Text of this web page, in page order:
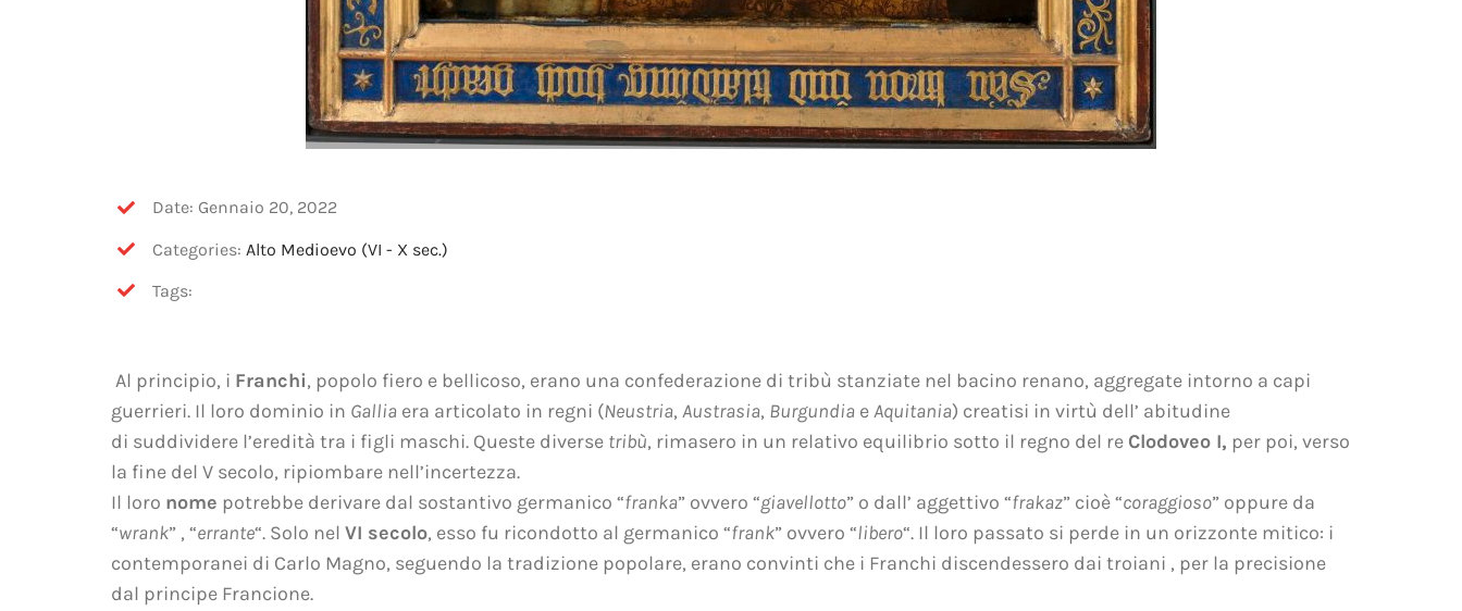
Date: Gennaio 20, 2022
Categories: Alto Medioevo (VI - X sec.)
Tags:
Al principio, i Franchi, popolo fiero e bellicoso, erano una confederazione di tribù stanziate nel bacino renano, aggregate intorno a capi
guerrieri. Il loro dominio in Galliaera articolato in regni (Neustria, Austrasia, BurgundiaeAquitania) creatisi in virtù dell’ abitudine
di suddividere l’eredità tra i figli maschi. Queste diverse tribù, rimasero in un relativo equilibrio sotto il regno del re Clodoveo I, per poi, verso
la fine del V secolo, ripiombare nell’incertezza.
Il loro nome potrebbe derivare dal sostantivo germanico “franka” ovvero “giavellotto” o dall’ aggettivo “frakaz” cioè “coraggioso” oppure da
“wrank” , “errante“. Solo nel VI secolo, esso fu ricondotto al germanico “frank” ovvero “libero“. Il loro passato si perde in un orizzonte mitico: i
contemporanei di Carlo Magno, seguendo la tradizione popolare, erano convinti che i Franchi discendessero dai troiani , per la precisione
dal principe Francione.